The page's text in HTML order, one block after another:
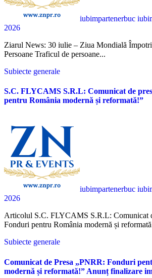
iubimpartenerbuc
2026
Ziarul News: 30 iulie – Ziua Mondială Împotriva Traficului de
Persoane Traficul de persoane...
Subiecte generale
S.C. FLYCAMS S.R.L: Comunicat de
pentru România modernă și reformată!”
iubimpartenerbuc
2026
Articolul S.C. FLYCAMS S.R.L: Comunicat de presă „PNRR:
Fonduri pentru România modernă și
Subiecte generale
Comunicat de Presa „PNRR: Fonduri
modernă și reformată!” Anunț finalizare